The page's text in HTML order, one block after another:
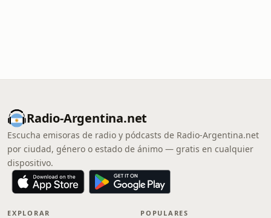
Radio-Argentina.net
Escucha emisoras de radio y pódcasts de Radio-Argentina.net
por ciudad, género o estado de ánimo — gratis en cualquier
dispositivo.
EXPLORAR POPULARES